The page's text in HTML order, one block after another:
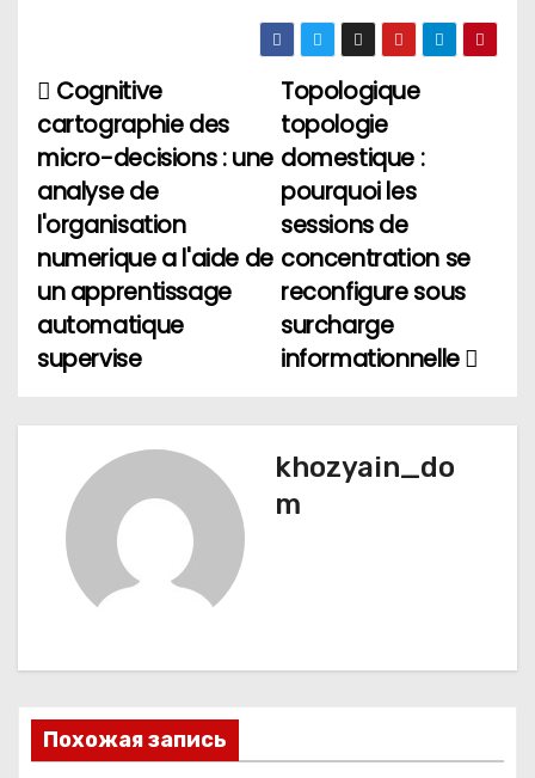
Н
а
в
и
г
а
п
Topologique
topologie
domestique :
pourquoi les
sessions de
concentration se
reconfigure sous
surcharge
informationnelle
Cognitive
cartographie des
micro-decisions : une
analyse de
l'organisation
numerique a l'aide de
un apprentissage
automatique
supervise
khozyain_do
m
Похожая запись